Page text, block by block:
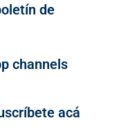
de
channels
acá